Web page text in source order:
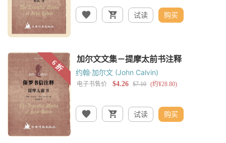
试读 购买
约翰·加尔文 (John Calvin)
试读 购买